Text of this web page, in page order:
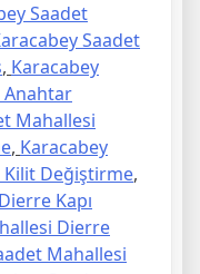
Saadet
Saadet
, Karacabey
Anahtar
Mahallesi
, Karacabey
Kilit Değiştirme,
Kapı
Dierre
Mahallesi